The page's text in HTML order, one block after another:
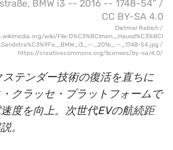
BMW i3 -- 2016 -- 1748-54” /
CC BY-SA 4.0
Dietmar Rabich /
wiki/File:D%C3%BClmen,_Hausd%C3%BCl
_2016_--_1748-54.jpg /
https://creativecommons.org/licenses/by-sa/4.0/
ステンダー技術の復活を直ちに
クラッセ・プラットフォームで
度を向上。次世代EVの航続距
。